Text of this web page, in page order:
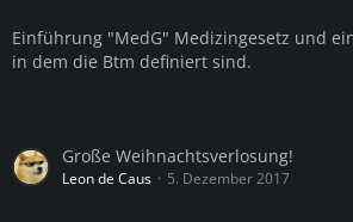
Einführung "MedG" Medizingesetz und
in dem die Btm definiert sind.
Große Weihnachtsverlosung!
Leon de Caus 5. Dezember 2017